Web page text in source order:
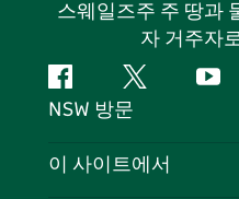
스웨일즈주 주 땅과
자 거주자
페
이
북
지
다
유
NSW 방문
문의하기
이 사이트에서